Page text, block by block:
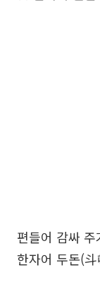
편들어 감싸
한자어 두돈(